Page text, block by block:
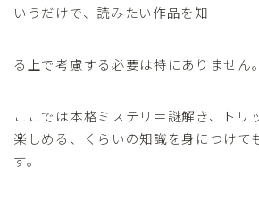
いうだけで、読みたい作品を知
る上で考慮する必要は特にありません。
ここでは本格ミステリ＝謎解き、トリ
楽しめる、くらいの知識を身につけて
す。